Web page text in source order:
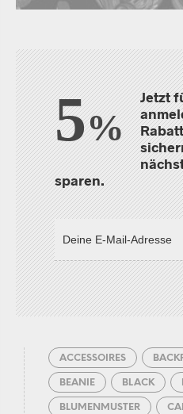
5%
Jetzt
sparen.
ACCESSOIRES
BEANIE BLACK
BLUMENMUSTER